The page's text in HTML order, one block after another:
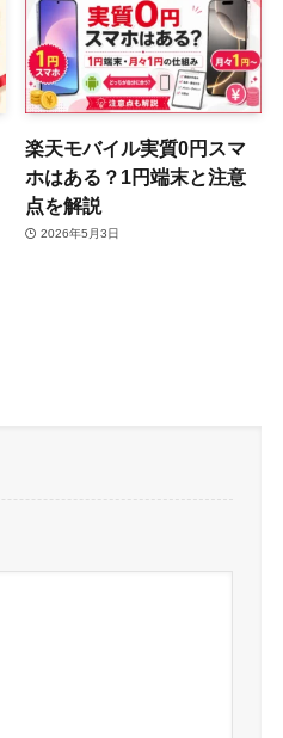
楽天モバイル実質0円スマ
ホはある？1円端末と注意
点を解説
2026年5月3日